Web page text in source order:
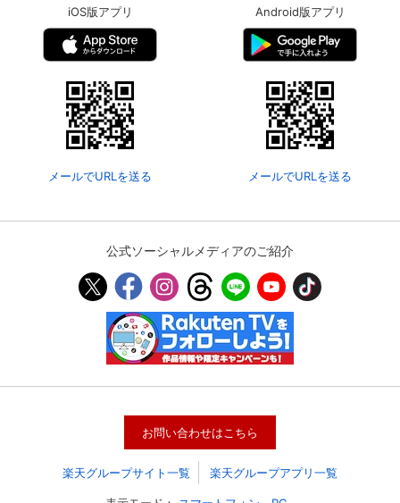
会員情報
基本情報、本人連絡先、パスワード 、クレ
ジットカード情報の変更が可能です。
iOS版アプリ
メールでURLを送る
Android版アプリ
メールでURLを送る
公式ソーシャルメディアのご紹介
お問い合わせはこちら
楽天グループサイト一覧 楽天グループアプリ一覧